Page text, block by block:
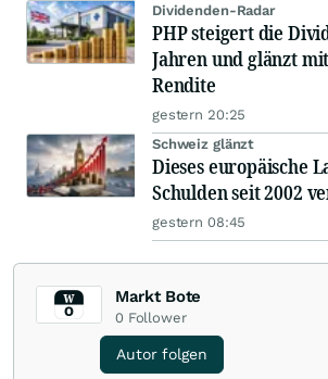
Dividenden-Radar
PHP steigert die
Jahren und glänzt
Rendite
gestern 20:25
Schweiz glänzt
Dieses europäische
Schulden seit 2002
gestern 08:45
Markt Bote
0 Follower
Autor folgen